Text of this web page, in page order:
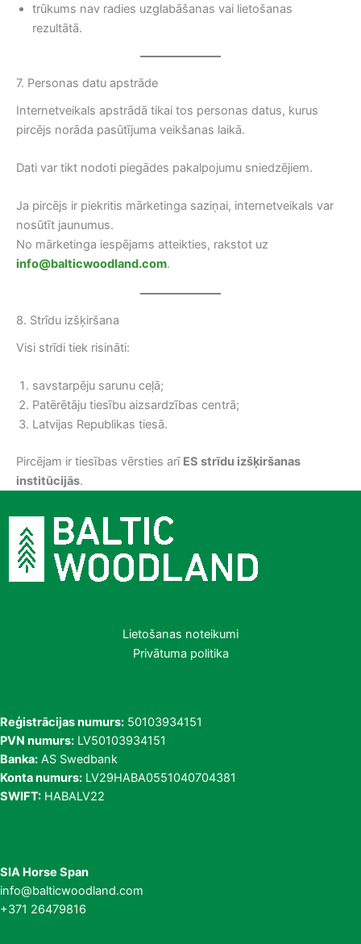
trūkums nav radies uzglabāšanas vai lietošanas
rezultātā.
7. Personas datu apstrāde
Internetveikals apstrādā tikai tos personas datus, kurus
pircējs norāda pasūtījuma veikšanas laikā.
Dati var tikt nodoti piegādes pakalpojumu sniedzējiem.
Ja pircējs ir piekritis mārketinga saziņai, internetveikals var
nosūtīt jaunumus.
No mārketinga iespējams atteikties, rakstot uz
info@balticwoodland.com.
8. Strīdu izšķiršana
Visi strīdi tiek risināti:
savstarpēju sarunu ceļā;
Patērētāju tiesību aizsardzības centrā;
Latvijas Republikas tiesā.
Pircējam ir tiesības vērsties arī ES strīdu izšķiršanas
institūcijās.
Lietošanas noteikumi
Privātuma politika
Reģistrācijas numurs: 50103934151
PVN numurs: LV50103934151
Banka: AS Swedbank
Konta numurs: LV29HABA0551040704381
SWIFT: HABALV22
SIA Horse Span
info@balticwoodland.com
+371 26479816